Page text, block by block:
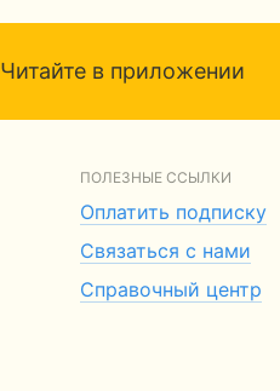
Читайте в приложении
ПОЛЕЗНЫЕ ССЫЛКИ
Оплатить подписку
Связаться с нами
Справочный центр